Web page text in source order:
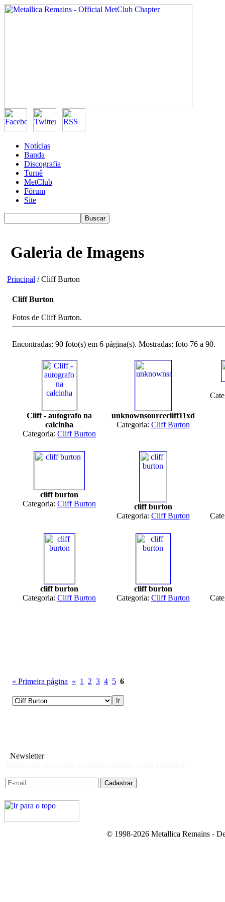
Notícias
Banda
Discografia
Turnê
MetClub
Fórum
Site
Galeria de Imagens
Principal / Cliff Burton
Cliff Burton
Fotos de Cliff Burton.
Encontradas: 90 foto(s) em 6 página(s). Mostradas: foto 76 a 90.
Cliff - autografo na
calcinha
Categoria: Cliff Burton
unknownsourcecliff11xd
Categoria: Cliff Burton
cliff burton
Categoria: Cliff Burton
cliff burton
Categoria: Cliff Burton
cliff burton
Categoria: Cliff Burton
cliff burton
Categoria: Cliff Burton
« Primeira página « 1 2 3 4 5 6
Newsletter
© 1998-2026 Metallica Remains -